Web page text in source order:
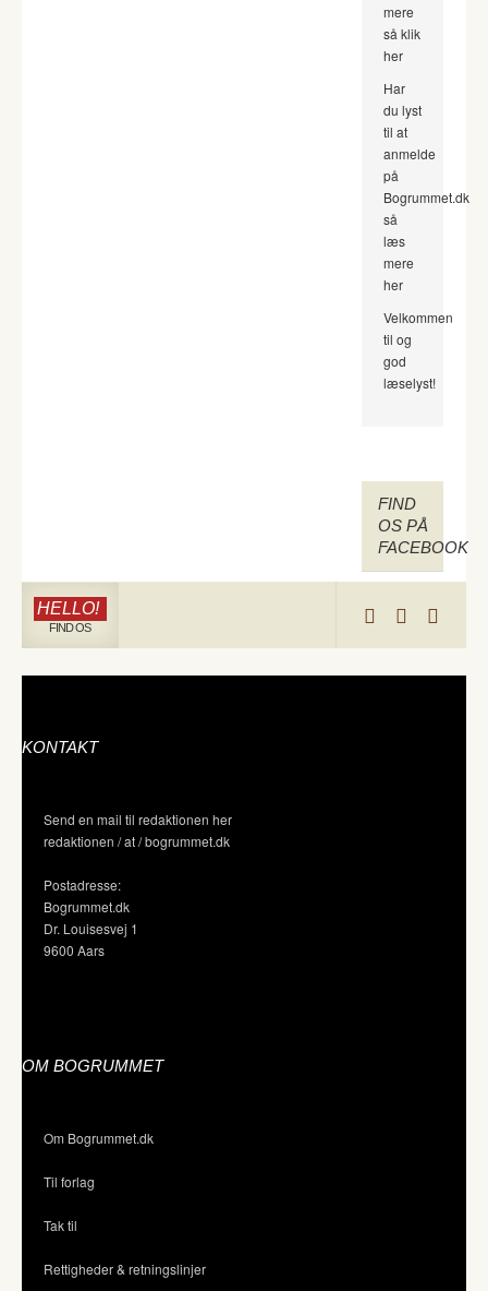
mere
så klik
her
Har
du lyst
til at
anmelde
på
Bogrummet.dk
så
læs
mere
her
Velkommen
til og
god
læselyst!
FIND
OS PÅ
FACEBOOK
HELLO!
FIND OS
KONTAKT
Send en mail til redaktionen her
redaktionen / at / bogrummet.dk
Postadresse:
Bogrummet.dk
Dr. Louisesvej 1
9600 Aars
OM BOGRUMMET
Om Bogrummet.dk
Til forlag
Tak til
Rettigheder & retningslinjer